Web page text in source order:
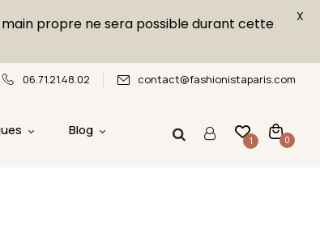
06.71.21.48.02 contact@fashionistaparis.com
Blog
1 0
main propre ne sera possible durant cette
X